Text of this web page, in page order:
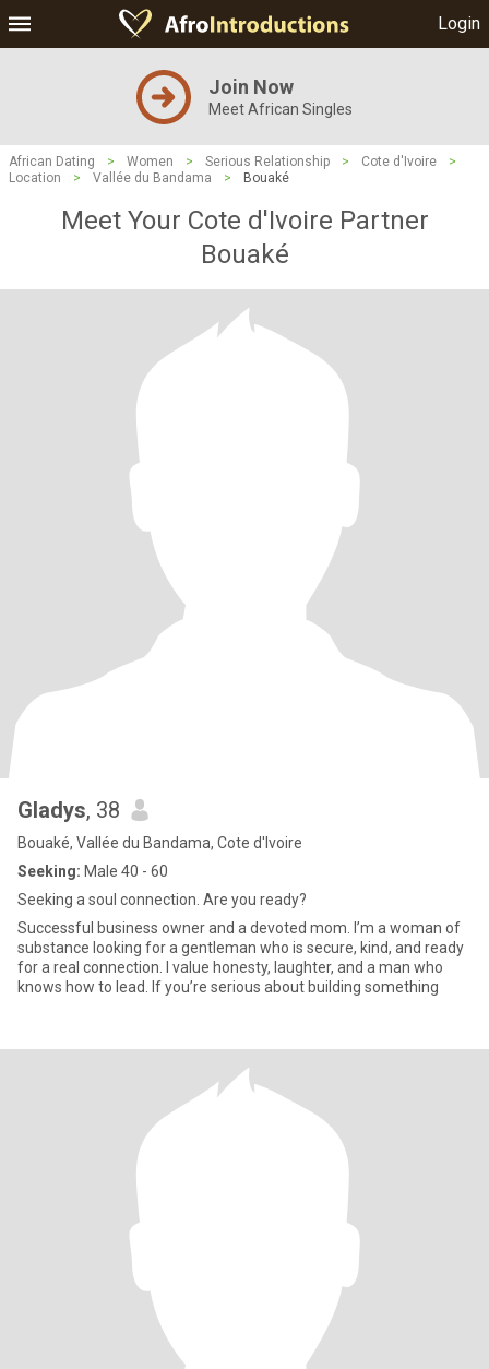
Login
Join Now
Meet African Singles
African Dating > Women > Serious Relationship > Cote d'Ivoire
>
Location
> Vallée du Bandama > Bouaké
Meet Your Cote d'Ivoire Partner
Bouaké
Gladys, 38
Bouaké, Vallée du Bandama, Cote d'Ivoire
Seeking: Male 40 - 60
Seeking a soul connection. Are you ready?
Successful business owner and a devoted mom. I’m a woman of
substance looking for a gentleman who is secure, kind, and ready
for a real connection. I value honesty, laughter, and a man who
knows how to lead. If you’re serious about building something